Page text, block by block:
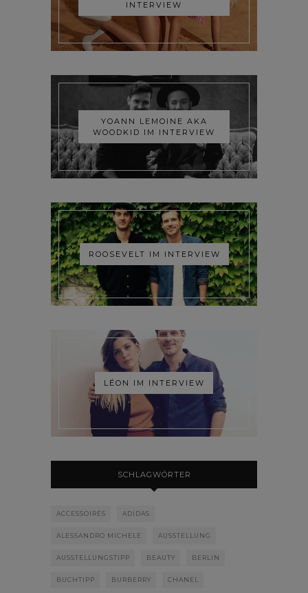
INTERVIEW
YOANN LEMOINE AKA
WOODKID IM INTERVIEW
ROOSEVELT IM INTERVIEW
LÉON IM INTERVIEW
SCHLAGWÖRTER
ACCESSOIRES ADIDAS
ALESSANDRO MICHELE AUSSTELLUNG
AUSSTELLUNGSTIPP BEAUTY BERLIN
BUCHTIPP BURBERRY CHANEL